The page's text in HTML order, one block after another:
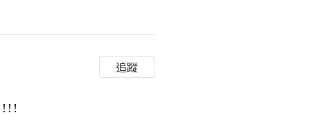
追蹤
!!!